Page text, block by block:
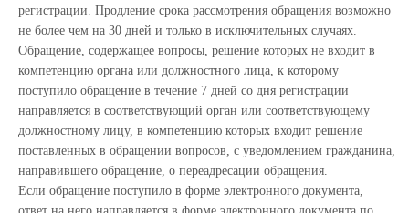
регистрации. Продление срока рассмотрения обращения возможно
не более чем на 30 дней и только в исключительных случаях.
Обращение, содержащее вопросы, решение которых не входит в
компетенцию органа или должностного лица, к которому
поступило обращение в течение 7 дней со дня регистрации
направляется в соответствующий орган или соответствующему
должностному лицу, в компетенцию которых входит решение
поставленных в обращении вопросов, с уведомлением гражданина,
направившего обращение, о переадресации обращения.
Если обращение поступило в форме электронного документа,